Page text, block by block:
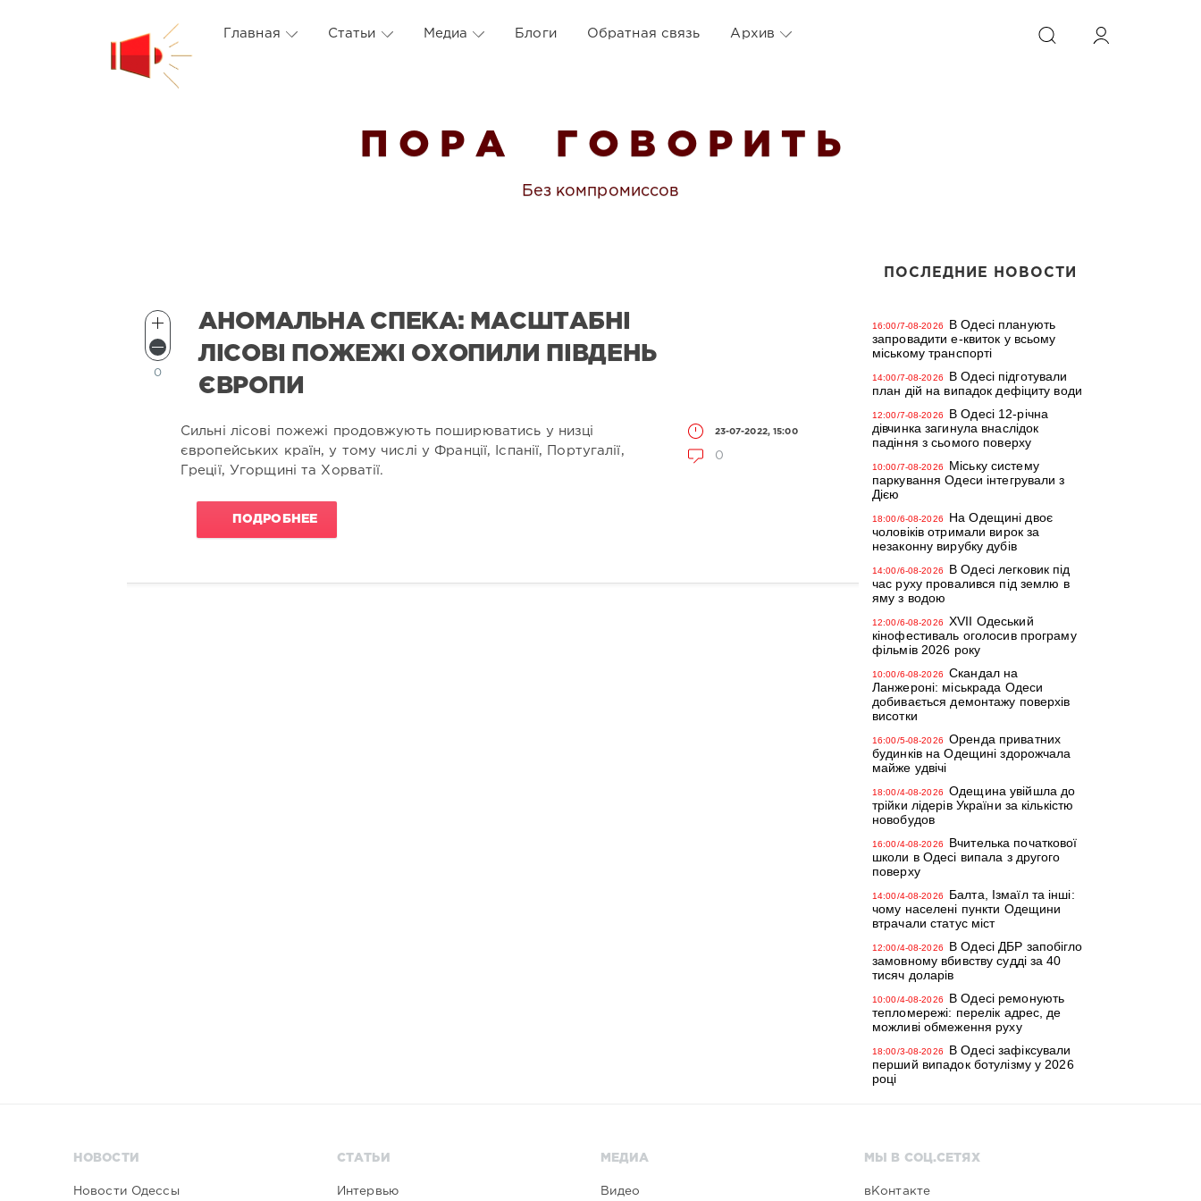
ИСКАТЬ
Главная Статьи Медиа Блоги Обратная связь Архив
П О Р А Г О В О Р И Т Ь
Без компромиссов
АНОМАЛЬНА СПЕКА: МАСШТАБНІ
ЛІСОВІ ПОЖЕЖІ ОХОПИЛИ ПІВДЕНЬ
ЄВРОПИ
23-07-2022, 15:00
0
0
Сильні лісові пожежі продовжують поширюватись у низці
європейських країн, у тому числі у Франції, Іспанії, Португалії,
Греції, Угорщині та Хорватії.
ПОДРОБНЕЕ
ПОСЛЕДНИЕ НОВОСТИ
16:00/7-08-2026
В Одесі планують
запровадити е-квиток у всьому
міському транспорті
14:00/7-08-2026
В Одесі підготували
план дій на випадок дефіциту води
12:00/7-08-2026
В Одесі 12-річна
дівчинка загинула внаслідок
падіння з сьомого поверху
10:00/7-08-2026
Міську систему
паркування Одеси інтегрували з
Дією
18:00/6-08-2026
На Одещині двоє
чоловіків отримали вирок за
незаконну вирубку дубів
14:00/6-08-2026
В Одесі легковик під
час руху провалився під землю в
яму з водою
12:00/6-08-2026
XVII Одеський
кінофестиваль оголосив програму
фільмів 2026 року
10:00/6-08-2026
Скандал на
Ланжероні: міськрада Одеси
добивається демонтажу поверхів
висотки
16:00/5-08-2026
Оренда приватних
будинків на Одещині здорожчала
майже удвічі
18:00/4-08-2026
Одещина увійшла до
трійки лідерів України за кількістю
новобудов
16:00/4-08-2026
Вчителька початкової
школи в Одесі випала з другого
поверху
14:00/4-08-2026
Балта, Ізмаїл та інші:
чому населені пункти Одещини
втрачали статус міст
12:00/4-08-2026
В Одесі ДБР запобігло
замовному вбивству судді за 40
тисяч доларів
10:00/4-08-2026
В Одесі ремонують
тепломережі: перелік адрес, де
можливі обмеження руху
18:00/3-08-2026
В Одесі зафіксували
перший випадок ботулізму у 2026
році
НОВОСТИ
Новости Одессы
СТАТЬИ
Интервью
МЕДИА
Видео
МЫ В СОЦ.СЕТЯХ
вКонтакте